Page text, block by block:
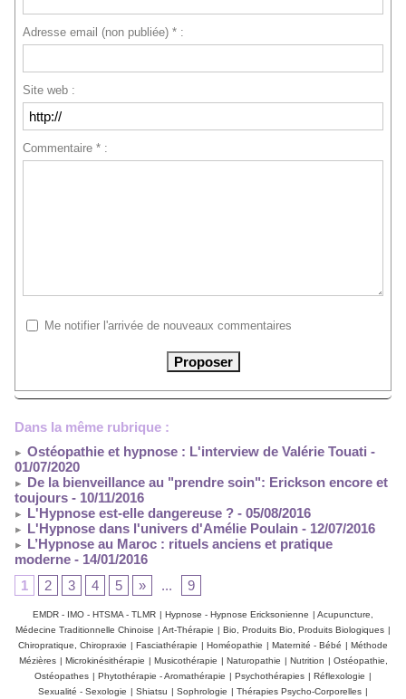
Adresse email (non publiée) * :
Site web :
Commentaire * :
Me notifier l'arrivée de nouveaux commentaires
Dans la même rubrique :
Ostéopathie et hypnose : L'interview de Valérie Touati -
01/07/2020
De la bienveillance au "prendre soin": Erickson encore et
toujours - 10/11/2016
L'Hypnose est-elle dangereuse ? - 05/08/2016
L'Hypnose dans l'univers d'Amélie Poulain - 12/07/2016
L’Hypnose au Maroc : rituels anciens et pratique
moderne - 14/01/2016
1
2 3 4 5 » ... 9
EMDR - IMO - HTSMA - TLMR | Hypnose - Hypnose Ericksonienne | Acupuncture,
Médecine Traditionnelle Chinoise | Art-Thérapie | Bio, Produits Bio, Produits Biologiques |
Chiropratique, Chiropraxie | Fasciathérapie | Homéopathie | Maternité - Bébé | Méthode
Mézières | Microkinésithérapie | Musicothérapie | Naturopathie | Nutrition | Ostéopathie,
Ostéopathes | Phytothérapie - Aromathérapie | Psychothérapies | Réflexologie |
Sexualité - Sexologie | Shiatsu | Sophrologie | Thérapies Psycho-Corporelles |